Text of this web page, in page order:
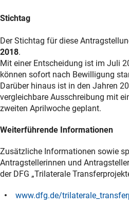
Stichtag
Der Stichtag für diese
2018.
Mit einer Entscheidung ist im Juli
können sofort nach Bewilligung
Darüber hinaus ist in den Jahren
vergleichbare Ausschreibung mit
zweiten Aprilwoche geplant.
Weiterführende Informationen
Zusätzliche Informationen sowie
Antragstellerinnen und
der DFG „Trilaterale
www.dfg.de/